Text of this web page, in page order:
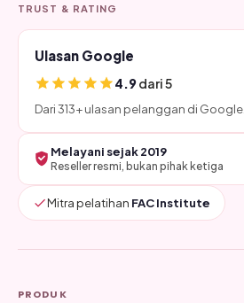
TRUST & RATING
Ulasan Google
4.9dari 5
Dari 313+ ulasan pelanggan di Google.
Melayani sejak 2019
Reseller resmi, bukan pihak ketiga
Mitra pelatihan FAC Institute
PRODUK